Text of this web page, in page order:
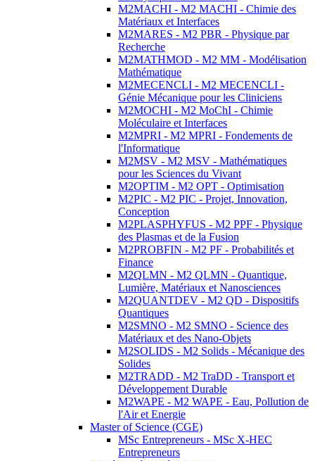
M2MACHI - M2 MACHI - Chimie des
Matériaux et Interfaces
M2MARES - M2 PBR - Physique par
Recherche
M2MATHMOD - M2 MM - Modélisation
Mathématique
M2MECENCLI - M2 MECENCLI -
Génie Mécanique pour les Cliniciens
M2MOCHI - M2 MoChI - Chimie
Moléculaire et Interfaces
M2MPRI - M2 MPRI - Fondements de
l'Informatique
M2MSV - M2 MSV - Mathématiques
pour les Sciences du Vivant
M2OPTIM - M2 OPT - Optimisation
M2PIC - M2 PIC - Projet, Innovation,
Conception
M2PLASPHYFUS - M2 PPF - Physique
des Plasmas et de la Fusion
M2PROBFIN - M2 PF - Probabilités et
Finance
M2QLMN - M2 QLMN - Quantique,
Lumière, Matériaux et Nanosciences
M2QUANTDEV - M2 QD - Dispositifs
Quantiques
M2SMNO - M2 SMNO - Science des
Matériaux et des Nano-Objets
M2SOLIDS - M2 Solids - Mécanique des
Solides
M2TRADD - M2 TraDD - Transport et
Développement Durable
M2WAPE - M2 WAPE - Eau, Pollution de
l'Air et Energie
Master of Science (CGE)
MSc Entrepreneurs - MSc X-HEC
Entrepreneurs